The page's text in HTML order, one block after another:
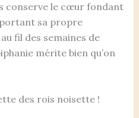
conserve le cœur fondant
sa propre
fil des semaines de
mérite bien qu’on
des rois noisette !